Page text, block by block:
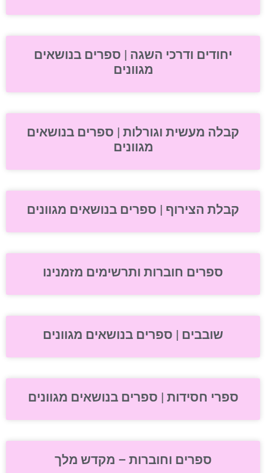
יחודים ודרכי השגה | ספרים בנושאים
מגוונים
קבלה מעשית וגורלות | ספרים בנושאים
מגוונים
קבלת הצירוף | ספרים בנושאים מגוונים
ספרים חוברות ותרשימים מזמנינו
שובבים | ספרים בנושאים מגוונים
ספרי חסידות | ספרים בנושאים מגוונים
ספרים וחוברות – מקדש מלך